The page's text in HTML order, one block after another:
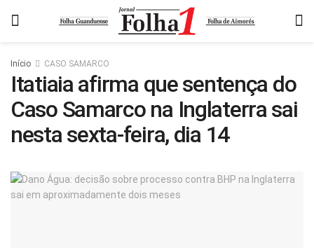
Início CASO SAMARCO
Itatiaia afirma que sentença do
Caso Samarco na Inglaterra sai
nesta sexta-feira, dia 14